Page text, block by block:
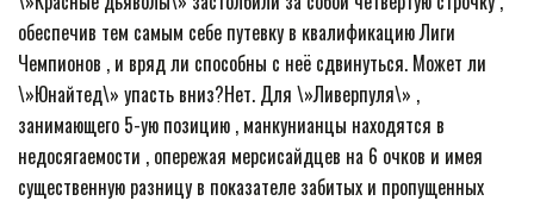
обеспечив тем самым себе путевку в квалификацию Лиги
Чемпионов , и вряд ли способны с неё сдвинуться. Может ли
\»Юнайтед\» упасть вниз?Нет. Для \»Ливерпуля\» ,
занимающего 5-ую позицию , манкунианцы находятся в
недосягаемости , опережая мерсисайдцев на 6 очков и имея
существенную разницу в показателе забитых и пропущенных